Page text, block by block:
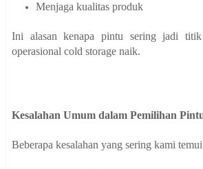
Menjaga kualitas produk
Ini alasan kenapa pintu sering jadi titik
operasional cold storage naik.
Kesalahan Umum dalam Pemilihan
Beberapa kesalahan yang sering kami